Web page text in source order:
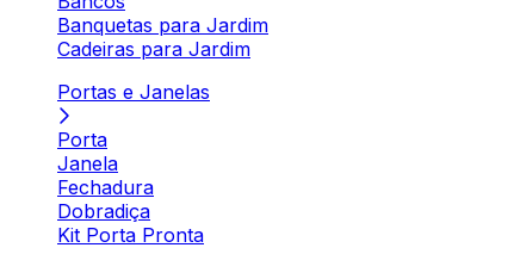
Banquetas para Jardim
Cadeiras para Jardim
Portas e Janelas
Porta
Janela
Fechadura
Dobradiça
Kit Porta Pronta